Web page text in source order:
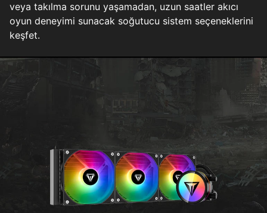
veya takılma sorunu yaşamadan, uzun saatler akıcı
oyun deneyimi sunacak soğutucu sistem seçeneklerini
keşfet.